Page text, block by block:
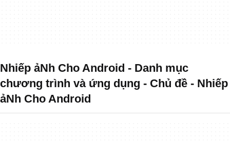
Nhiếp ảNh Cho Android - Danh mục
chương trình và ứng dụng - Chủ đề - Nhiếp
ảNh Cho Android